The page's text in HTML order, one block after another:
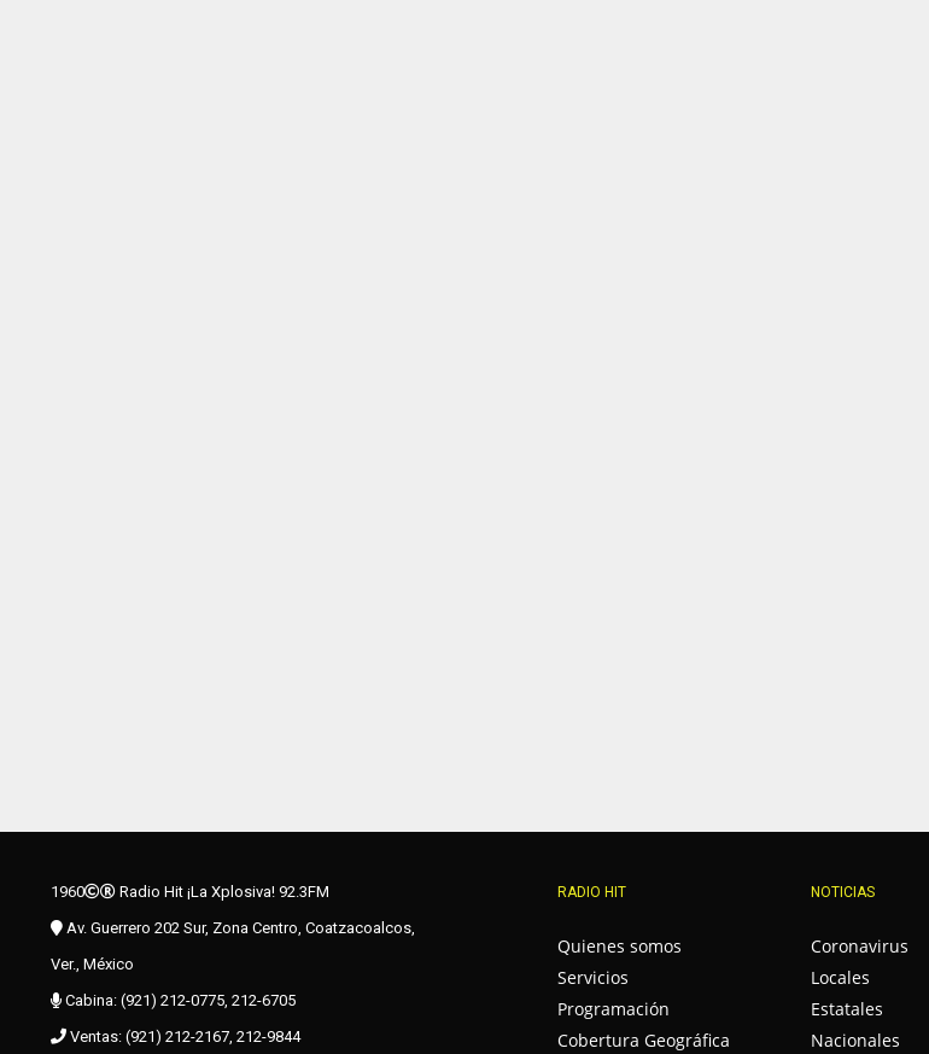
1960
Radio Hit ¡La Xplosiva! 92.3FM
Av. Guerrero 202 Sur, Zona Centro, Coatzacoalcos,
Ver., México
Cabina: (921) 212-0775, 212-6705
Ventas: (921) 212-2167, 212-9844
RADIO HIT
Quienes somos
Servicios
Programación
Cobertura Geográfica
NOTICIAS
Coronavirus
Locales
Estatales
Nacionales